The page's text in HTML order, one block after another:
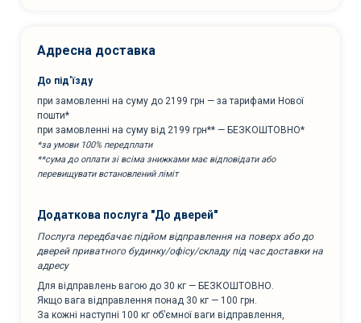
Адресна доставка
До під'їзду
при замовленні на суму до 2199 грн — за тарифами Нової
пошти*
при замовленні на суму від 2199 грн** — БЕЗКОШТОВНО*
*за умови 100% передплати
**сума до оплати зі всіма знижками має відповідати або
перевищувати встановлений ліміт
Додаткова послуга "До дверей"
Послуга передбачає підйом відправлення на поверх або до
дверей приватного будинку/офісу/складу під час доставки на
адресу
Для відправлень вагою до 30 кг — БЕЗКОШТОВНО.
Якщо вага відправлення понад 30 кг — 100 грн.
За кожні наступні 100 кг об’ємної ваги відправлення,